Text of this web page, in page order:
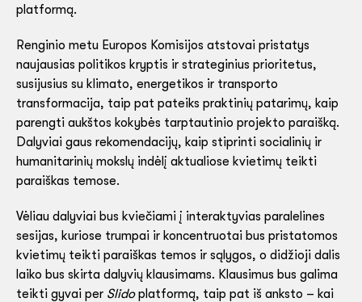
platformą.
Renginio metu Europos Komisijos atstovai pristatys
naujausias politikos kryptis ir strateginius prioritetus,
susijusius su klimato, energetikos ir transporto
transformacija, taip pat pateiks praktinių patarimų, kaip
parengti aukštos kokybės tarptautinio projekto paraišką.
Dalyviai gaus rekomendacijų, kaip stiprinti socialinių ir
humanitarinių mokslų indėlį aktualiose kvietimų teikti
paraiškas temose.
Vėliau dalyviai bus kviečiami į interaktyvias paralelines
sesijas, kuriose trumpai ir koncentruotai bus pristatomos
kvietimų teikti paraiškas temos ir sąlygos, o didžioji dalis
laiko bus skirta dalyvių klausimams. Klausimus bus galima
teikti gyvai per Slidoplatformą, taip pat iš anksto – kai